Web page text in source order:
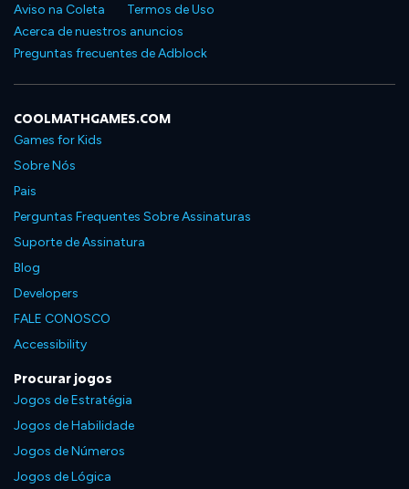
Aviso na Coleta
Termos de Uso
Acerca de nuestros anuncios
Preguntas frecuentes de Adblock
COOLMATHGAMES.COM
Games for Kids
Sobre Nós
Pais
Perguntas Frequentes Sobre Assinaturas
Suporte de Assinatura
Blog
Developers
FALE CONOSCO
Accessibility
Procurar jogos
Jogos de Estratégia
Jogos de Habilidade
Jogos de Números
Jogos de Lógica